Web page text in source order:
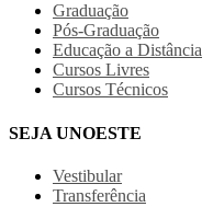
Graduação
Pós-Graduação
Educação a Distância
Cursos Livres
Cursos Técnicos
SEJA UNOESTE
Vestibular
Transferência